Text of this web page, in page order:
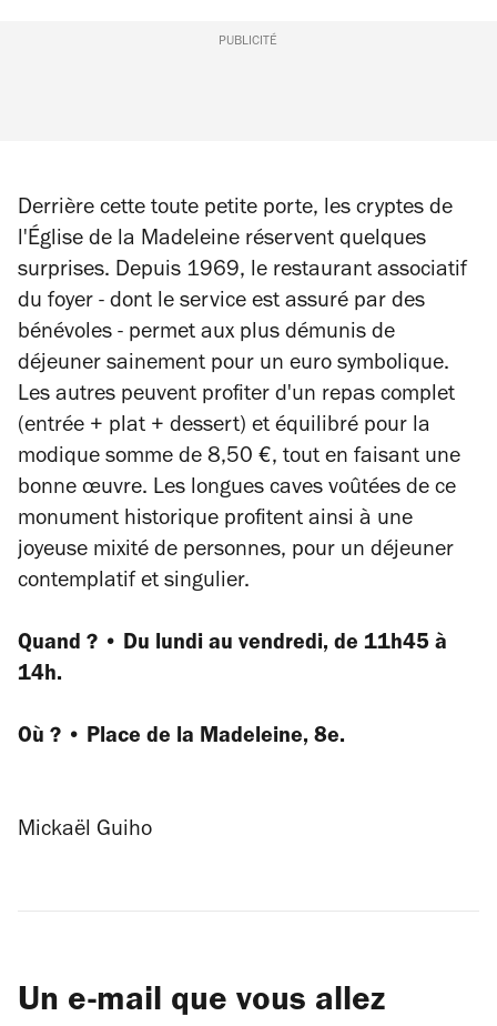
PUBLICITÉ
Derrière cette toute petite porte, les cryptes de
l'Église de la Madeleine réservent quelques
surprises. Depuis 1969, le restaurant associatif
du foyer - dont le service est assuré par des
bénévoles - permet aux plus démunis de
déjeuner sainement pour un euro symbolique.
Les autres peuvent profiter d'un repas complet
(entrée + plat + dessert) et équilibré pour la
modique somme de 8,50 €, tout en faisant une
bonne œuvre. Les longues caves voûtées de ce
monument historique profitent ainsi à une
joyeuse mixité de personnes, pour un déjeuner
contemplatif et singulier.
Quand ? • Du lundi au vendredi, de 11h45 à
14h.
Où ? • Place de la Madeleine, 8e.
Mickaël Guiho
Un e-mail que vous allez